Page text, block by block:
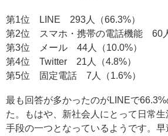
第1位 LINE 293人（66.3%）
第2位 スマホ・携帯の電話機能 60人
第3位 メール 44人（10.0%）
第4位 Twitter 21人（4.8%）
第5位 固定電話 7人（1.6%）
最も回答が多かったのがLINEで
た。もはや、新社会人にとって日常
手段の一つとなっているようです。早